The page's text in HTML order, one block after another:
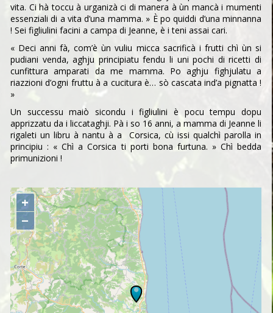
vita. Ci hà toccu à urganizà ci di manera à ùn mancà i mumenti
essenziali di a vita d’una mamma. » È po quiddi d’una minnanna
! Sei figliulini facini a campa di Jeanne, è i teni assai cari.
« Deci anni fà, com’è ùn vuliu micca sacrificà i frutti chì ùn si
pudiani venda, aghju principiatu fendu li uni pochi di ricetti di
cunfittura amparati da me mamma. Po aghju fighjulatu a
riazzioni d’ogni fruttu à a cucitura è… sò cascata ind’a pignatta !
»
Un successu maiò sicondu i figliulini è pocu tempu dopu
apprizzatu da i liccataghji. Pà i so 16 anni, a mamma di Jeanne li
rigaleti un libru à nantu à a Corsica, cù issi qualchì parolla in
principiu : « Chì a Corsica ti porti bona furtuna. » Chì bedda
primunizioni !
+
−